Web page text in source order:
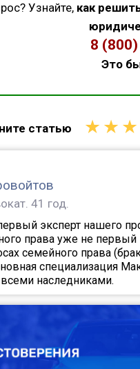
Узнайте, как
8
Это
статью ★ ★ ★
41 год.
эксперт нашего
права уже не
семейного права
специализация
наследниками.